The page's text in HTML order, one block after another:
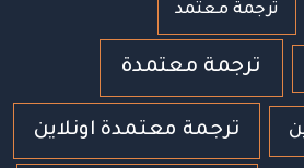
ترجمة معتمد
ترجمة معتمدة
ترجمة معتمدة اونلاين